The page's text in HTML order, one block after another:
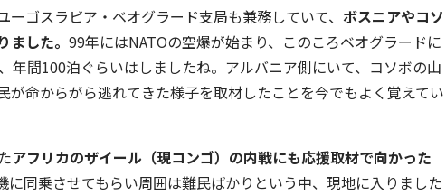
ーゴスラビア・ベオグラード支局も兼務していて、 ボスニアやコソ
した。 99年にはNATOの空爆が始まり、このころベオグラードに
年間100泊ぐらいはしましたね。アルバニア側にいて、コソボの山
が命からがら逃れてきた様子を取材したことを今でもよく覚えてい
アフリカのザイール（現コンゴ）の内戦にも応援取材で向かった
に同乗させてもらい周囲は難民ばかりという中、現地に入りました